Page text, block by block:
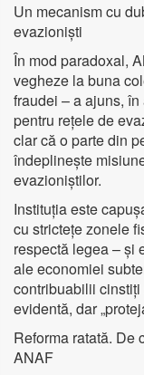
Un mecanism cu
evazioniști
În mod paradoxal,
vegheze la buna
fraudei – a ajuns,
pentru rețele de
clar că o parte din
îndeplinește
evazioniștilor.
Instituția este
cu strictețe zonele
respectă legea – și
ale economiei
contribuabilii
evidentă, dar
Reforma ratată. De
ANAF